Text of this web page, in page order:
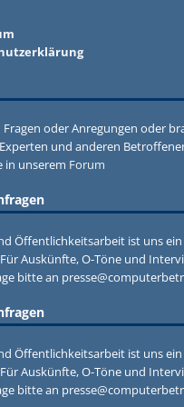
Fragen oder Anregungen oder
und anderen
in unserem Forum
Öffentlichkeitsarbeit ist uns
Auskünfte, O-Töne und
bitte an
Öffentlichkeitsarbeit ist uns
Auskünfte, O-Töne und
bitte an